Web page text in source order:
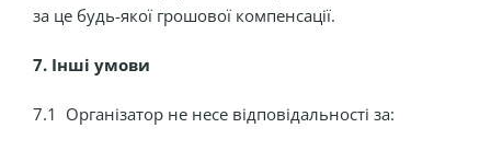
за це будь-якої грошової компенсації.
7. Інші умови
7.1 Організатор не несе відповідальності за: